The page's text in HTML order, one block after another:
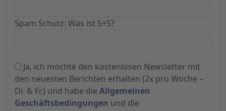
Spam Schutz: Was ist 5+5?
Ja, ich möchte den kostenlosen Newsletter mit
den neuesten Berichten erhalten (2x pro Woche –
Di. & Fr.) und habe die Allgemeinen
Geschäftsbedingungen und die